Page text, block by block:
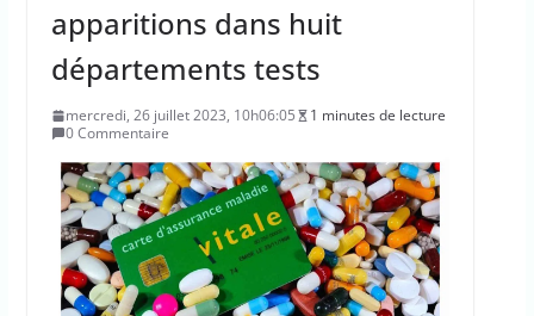
apparitions dans huit
départements tests
mercredi, 26 juillet 2023, 10h06:05
1 minutes de lecture
0 Commentaire